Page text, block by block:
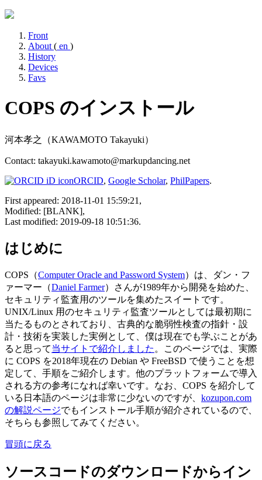
Front
About ( en )
History
Devices
Favs
COPS のインストール
河本孝之（KAWAMOTO Takayuki）
Contact: takayuki.kawamoto@markupdancing.net
ORCID, Google Scholar, PhilPapers.
First appeared: 2018-11-01 15:59:21,
Modified: [BLANK],
Last modified: 2019-09-18 10:51:36.
はじめに
COPS（Computer Oracle and Password System）は、ダン・フ
ァーマー（Daniel Farmer）さんが1989年から開発を始めた、
セキュリティ監査用のツールを集めたスイートです。
UNIX/Linux 用のセキュリティ監査ツールとしては最初期に
当たるものとされており、古典的な脆弱性検査の指針・設
計・技術を実装した実例として、僕は現在でも学ぶことがあ
ると思って当サイトで紹介しました 。このページでは、実際
に COPS を2018年現在の Debian や FreeBSD で使うことを想
定して、手順をご紹介します。他のプラットフォームで導入
される方の参考になれば幸いです。なお、COPS を紹介して
いる日本語のページは非常に少ないのですが、 kozupon.com
の解説ページでもインストール手順が紹介されているので、
そちらも参照してみてください。
冒頭に戻る
ソースコードのダウンロードからイン